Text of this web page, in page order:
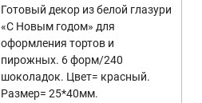
Готовый декор из белой глазури
«С Новым годом» для
оформления тортов и
пирожных. 6 форм/240
шоколадок. Цвет= красный.
Размер= 25*40мм.